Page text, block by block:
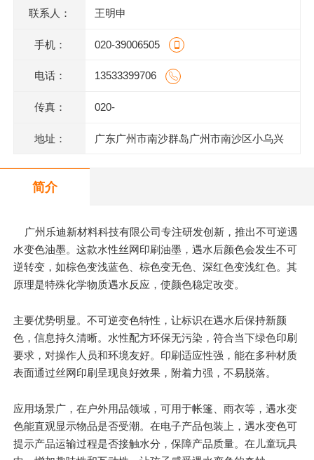
联系人： 王明申
手机： 020-39006505
电话： 13533399706
传真： 020-
地址： 广东广州市南沙群岛广州市南沙区小乌兴
简介
广州乐迪新材料科技有限公司专注研发创新，推出不可逆遇
水变色油墨。这款水性丝网印刷油墨，遇水后颜色会发生不可
逆转变，如棕色变浅蓝色、棕色变无色、深红色变浅红色。其
原理是特殊化学物质遇水反应，使颜色稳定改变。
主要优势明显。不可逆变色特性，让标识在遇水后保持新颜
色，信息持久清晰。水性配方环保无污染，符合当下绿色印刷
要求，对操作人员和环境友好。印刷适应性强，能在多种材质
表面通过丝网印刷呈现良好效果，附着力强，不易脱落。
应用场景广，在户外用品领域，可用于帐篷、雨衣等，遇水变
色能直观显示物品是否受潮。在电子产品包装上，遇水变色可
提示产品运输过程是否接触水分，保障产品质量。在儿童玩具